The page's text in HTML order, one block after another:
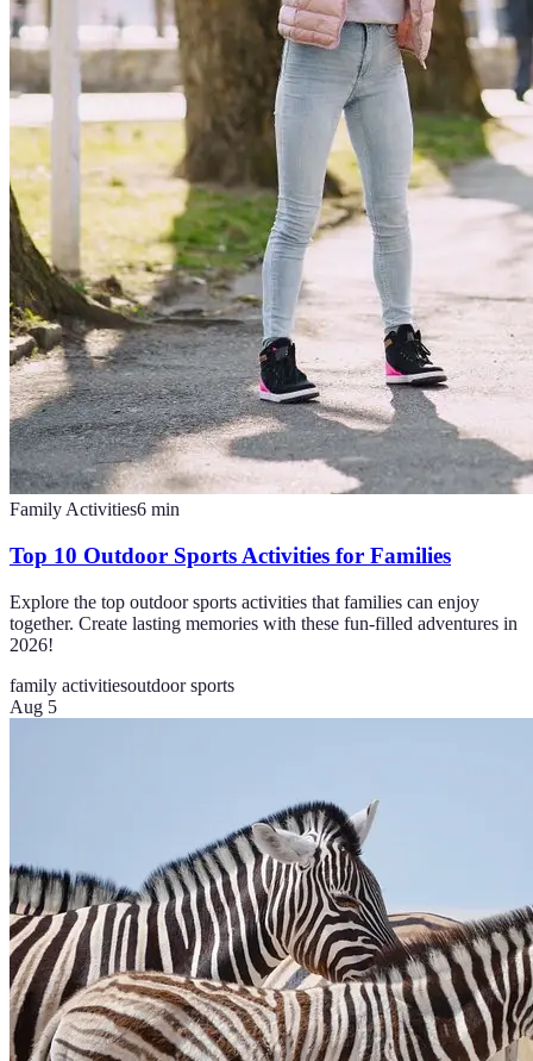
Family Activities6 min
Top 10 Outdoor Sports Activities for Families
Explore the top outdoor sports activities that families can enjoy
together. Create lasting memories with these fun-filled adventures in
2026!
family activitiesoutdoor sports
Aug 5